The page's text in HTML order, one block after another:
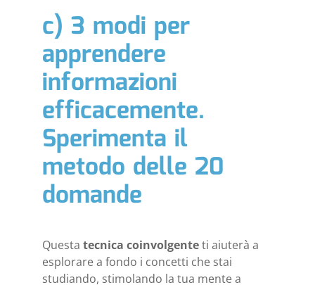
c) 3 modi per
apprendere
informazioni
efficacemente.
Sperimenta il
metodo delle 20
domande
Questa tecnica coinvolgenteti aiuterà a
esplorare a fondo i concetti che stai
studiando, stimolando la tua mente a